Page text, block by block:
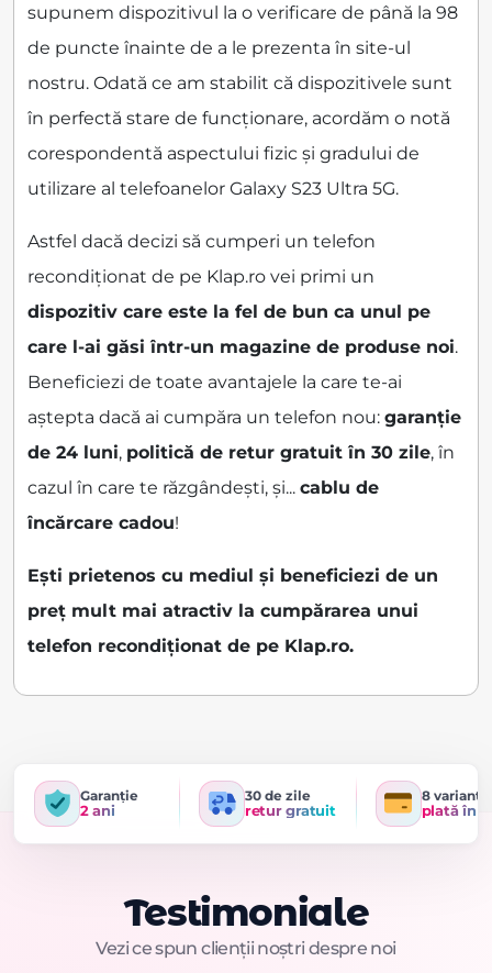
supunem dispozitivul la o verificare de până la 98
de puncte înainte de a le prezenta în site-ul
nostru. Odată ce am stabilit că dispozitivele sunt
în perfectă stare de funcționare, acordăm o notă
corespondentă aspectului fizic și gradului de
utilizare al telefoanelor Galaxy S23 Ultra 5G.
Astfel dacă decizi să cumperi un telefon
recondiționat de pe Klap.ro vei primi un
dispozitiv care este la fel de bun ca unul pe
care l-ai găsi într-un magazine de produse noi.
Beneficiezi de toate avantajele la care te-ai
aștepta dacă ai cumpăra un telefon nou: garanție
de 24 luni, politică de retur gratuit în 30 zile, în
cazul în care te răzgândești, și... cablu de
încărcare cadou!
Ești prietenos cu mediul și beneficiezi de un
preț mult mai atractiv la cumpărarea unui
telefon recondiționat de pe Klap.ro.
Garanție
2 ani
30 de zile
retur gratuit
8 variante
plată în
Testimoniale
Vezi ce spun clienții noștri despre noi